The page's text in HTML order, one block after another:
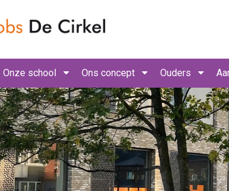
Onze school Ons concept Ouders